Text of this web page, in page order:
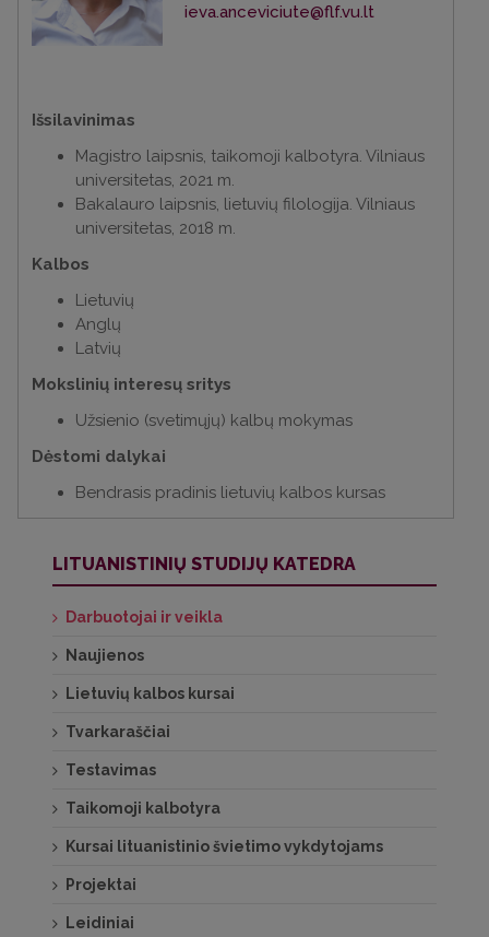
ieva.anceviciute@flf.vu.lt
Išsilavinimas
Magistro laipsnis, taikomoji kalbotyra. Vilniaus
universitetas, 2021 m.
Bakalauro laipsnis, lietuvių filologija. Vilniaus
universitetas, 2018 m.
Kalbos
Lietuvių
Anglų
Latvių
Mokslinių interesų sritys
Užsienio (svetimųjų) kalbų mokymas
Dėstomi dalykai
Bendrasis pradinis lietuvių kalbos kursas
LITUANISTINIŲ STUDIJŲ KATEDRA
Darbuotojai ir veikla
Naujienos
Lietuvių kalbos kursai
Tvarkaraščiai
Testavimas
Taikomoji kalbotyra
Kursai lituanistinio švietimo vykdytojams
Projektai
Leidiniai